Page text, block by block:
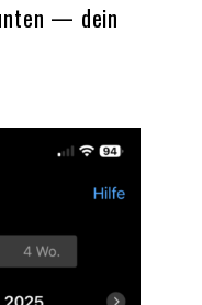
— dein